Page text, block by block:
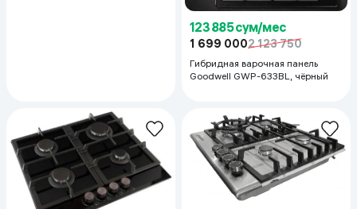
123 885 сум/мес
1 699 0002 123 750
Гибридная варочная панель
Goodwell GWP-633BL, чёрный